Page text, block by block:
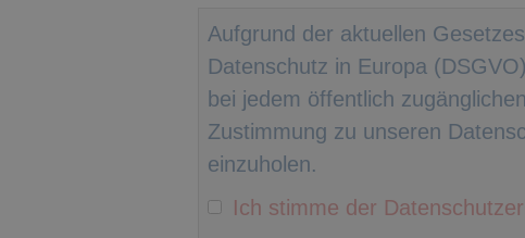
Aufgrund der aktuellen
Datenschutz in Europa
bei jedem öffentlich
Zustimmung zu unseren
einzuholen.
Ich stimme der